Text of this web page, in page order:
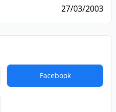
27/03/2003
Facebook